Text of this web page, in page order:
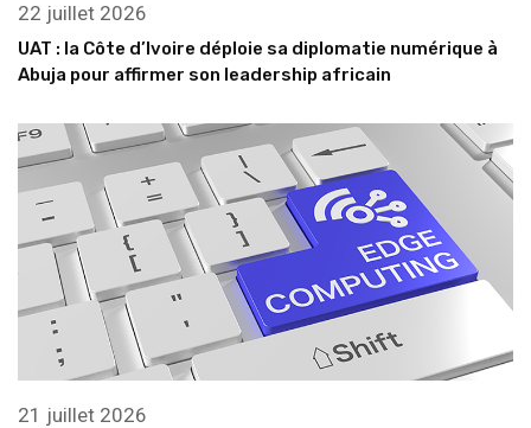
22 juillet 2026
UAT : la Côte d’Ivoire déploie sa diplomatie numérique à
Abuja pour affirmer son leadership africain
21 juillet 2026